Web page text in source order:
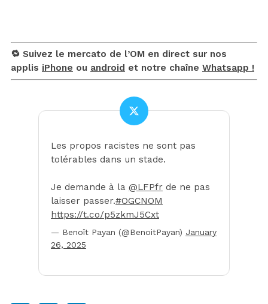
🔁 Suivez le mercato de l’OM en direct sur nos
applis iPhone ou android et notre chaîne Whatsapp !
Les propos racistes ne sont pas
tolérables dans un stade.
Je demande à la @LFPfr de ne pas
laisser passer.#OGCNOM
https://t.co/p5zkmJ5Cxt
— Benoît Payan (@BenoitPayan) January
26, 2025